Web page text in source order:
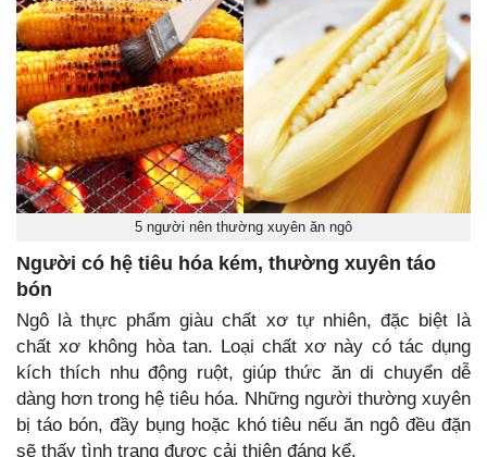
5 người nên thường xuyên ăn ngô
Người có hệ tiêu hóa kém, thường xuyên táo
bón
Ngô là thực phẩm giàu chất xơ tự nhiên, đặc biệt là
chất xơ không hòa tan. Loại chất xơ này có tác dụng
kích thích nhu động ruột, giúp thức ăn di chuyển dễ
dàng hơn trong hệ tiêu hóa. Những người thường xuyên
bị táo bón, đầy bụng hoặc khó tiêu nếu ăn ngô đều đặn
sẽ thấy tình trạng được cải thiện đáng kể.